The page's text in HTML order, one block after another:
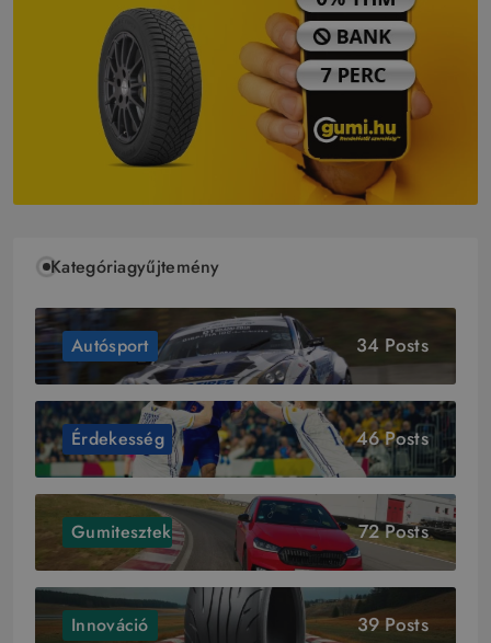
Kategóriagyűjtemény
Autósport 34 Posts
Érdekesség 46 Posts
Gumitesztek 72 Posts
Innováció 39 Posts